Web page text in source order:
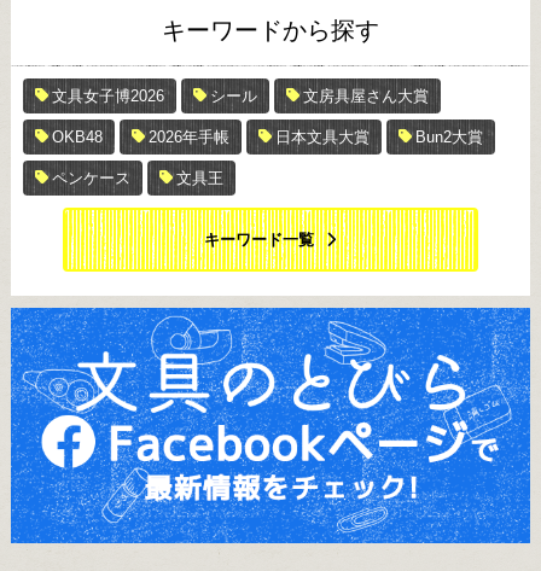
キーワードから探す
文具女子博2026 シール 文房具屋さん大賞
OKB48 2026年手帳 日本文具大賞 Bun2大賞
ペンケース 文具王
キーワード一覧